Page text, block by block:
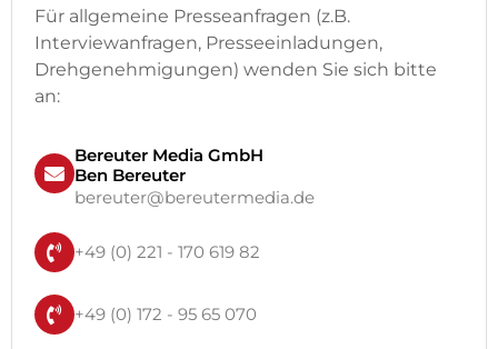
Für allgemeine Presseanfragen (z.B.
Interviewanfragen, Presseeinladungen,
Drehgenehmigungen) wenden Sie sich bitte
an:
Bereuter Media GmbH
Ben Bereuter
bereuter@bereutermedia.de
+49 (0) 221 - 170 619 82
+49 (0) 172 - 95 65 070